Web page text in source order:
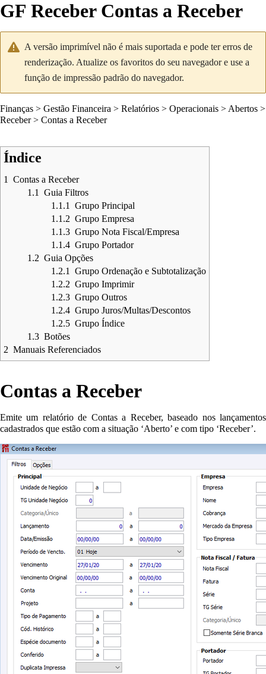
GF Receber Contas a Receber
A versão imprimível não é mais suportada e pode ter erros de
renderização. Atualize os favoritos do seu navegador e use a
função de impressão padrão do navegador.
Finanças > Gestão Financeira > Relatórios > Operacionais > Abertos >
Receber> Contas a Receber
Índice
1
Contas a Receber
1.1
Guia Filtros
1.1.1
Grupo Principal
1.1.2 Grupo Empresa
1.1.3 Grupo Nota Fiscal/Empresa
1.1.4 Grupo Portador
1.2 Guia Opções
1.2.1
Grupo Ordenação e Subtotalização
1.2.2 Grupo Imprimir
1.2.3 Grupo Outros
1.2.4 Grupo Juros/Multas/Descontos
1.2.5 Grupo Índice
1.3 Botões
2 Manuais Referenciados
Contas a Receber
Emite um relatório de Contas a Receber, baseado nos lançamentos
cadastrados que estão com a situação ‘Aberto’ e com tipo ‘Receber’.